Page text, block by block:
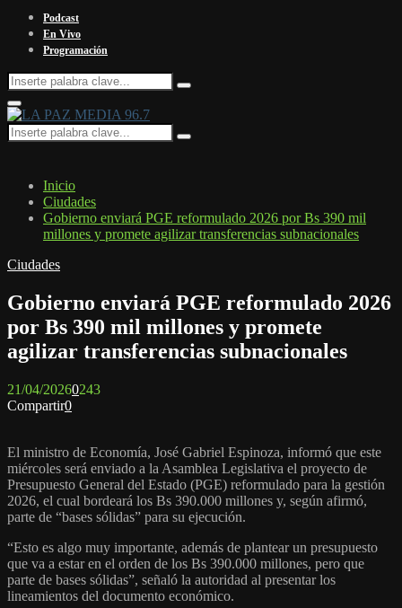
Podcast
En Vivo
Programación
Search
for:
Search
Facebook
Twitter
Instagram
Youtube
Email
Twitch
Whatsapp
Primary
Menu
Search
for:
Search
Inicio
Ciudades
Gobierno enviará PGE reformulado 2026 por Bs 390 mil
millones y promete agilizar transferencias subnacionales
Ciudades
Gobierno enviará PGE reformulado 2026
por Bs 390 mil millones y promete
agilizar transferencias subnacionales
21/04/20260243
Compartir0
El ministro de Economía, José Gabriel Espinoza, informó que este
miércoles será enviado a la Asamblea Legislativa el proyecto de
Presupuesto General del Estado (PGE) reformulado para la gestión
2026, el cual bordeará los Bs 390.000 millones y, según afirmó,
parte de “bases sólidas” para su ejecución.
“Esto es algo muy importante, además de plantear un presupuesto
que va a estar en el orden de los Bs 390.000 millones, pero que
parte de bases sólidas”, señaló la autoridad al presentar los
lineamientos del documento económico.